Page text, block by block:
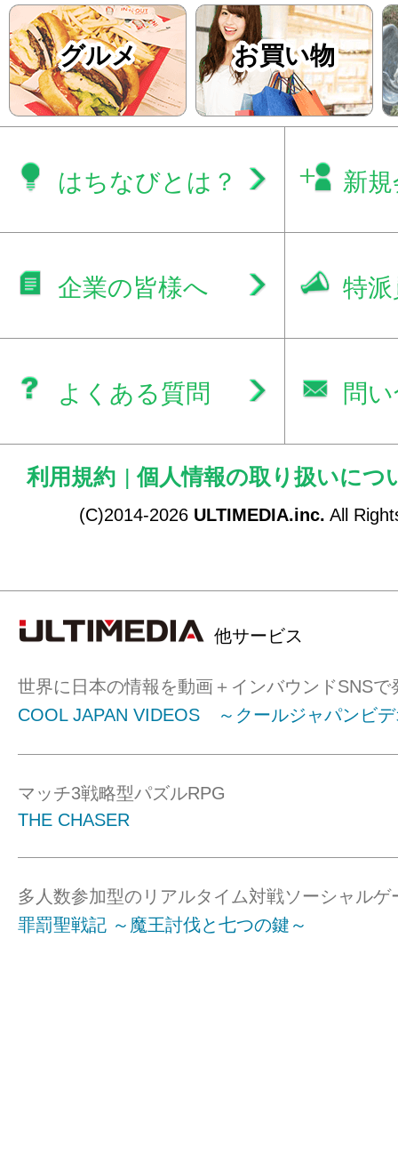
グルメ お買い物
はちなびとは？ 新
企業の皆様へ 特
よくある質問 問
利用規約 | 個人情報の取り扱いにつ
(C)2014-2026 ULTIMEDIA.inc. All
他サービス
世界に日本の情報を動画＋インバウンドSNSで
COOL JAPAN VIDEOS ～クールジャパンビ
マッチ3戦略型パズルRPG
THE CHASER
多人数参加型のリアルタイム対戦ソーシャルゲ
罪罰聖戦記 ～魔王討伐と七つの鍵～